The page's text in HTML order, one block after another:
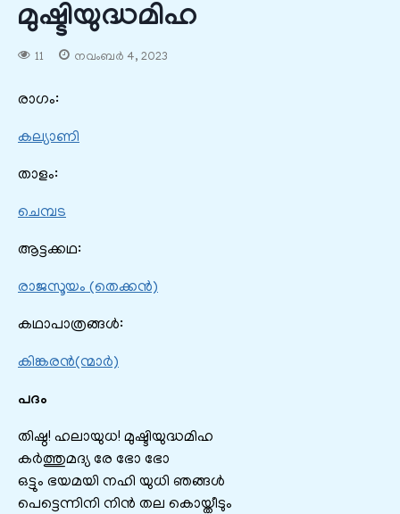
മുഷ്ടിയുദ്ധമിഹ
11 നവംബർ 4, 2023
രാഗം:
കല്യാണി
താളം:
ചെമ്പട
ആട്ടക്കഥ:
രാജസൂയം (തെക്കൻ)
കഥാപാത്രങ്ങൾ:
കിങ്കരൻ(ന്മാർ)
പദം
തിഷ്ഠ! ഹലായുധ! മുഷ്ടിയുദ്ധമിഹ
കർത്തുമദ്യ രേ ഭോ ഭോ
ഒട്ടും ഭയമയി നഹി യുധി ഞങ്ങൾ
പെട്ടെന്നിനി നിൻ തല കൊയ്തീടും